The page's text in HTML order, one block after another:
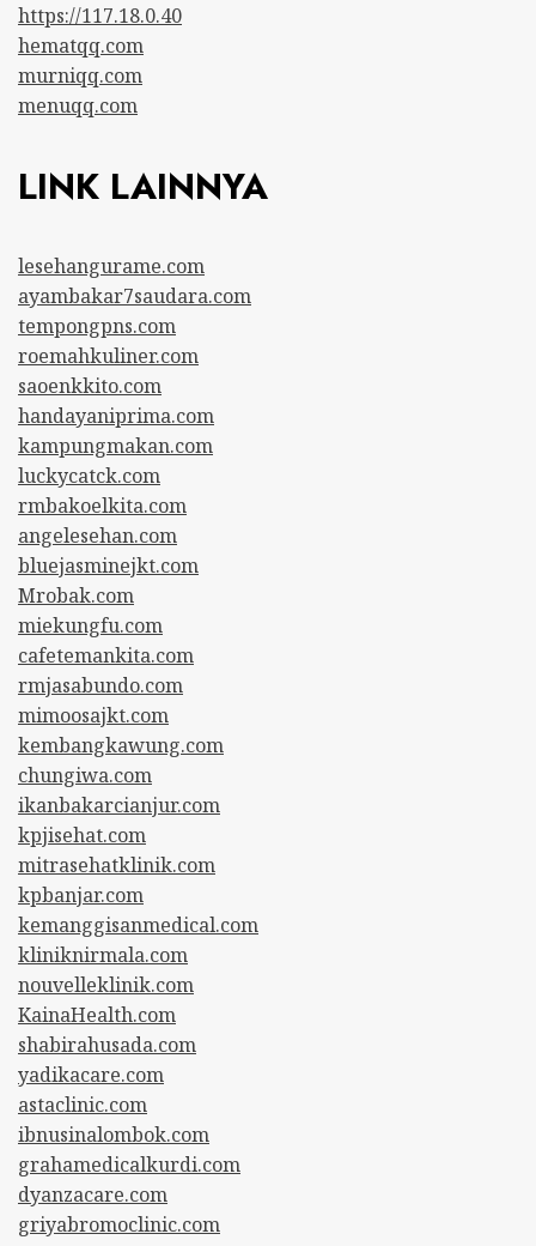
https://117.18.0.40
hematqq.com
murniqq.com
menuqq.com
LINK LAINNYA
lesehangurame.com
ayambakar7saudara.com
tempongpns.com
roemahkuliner.com
saoenkkito.com
handayaniprima.com
kampungmakan.com
luckycatck.com
rmbakoelkita.com
angelesehan.com
bluejasminejkt.com
Mrobak.com
miekungfu.com
cafetemankita.com
rmjasabundo.com
mimoosajkt.com
kembangkawung.com
chungiwa.com
ikanbakarcianjur.com
kpjisehat.com
mitrasehatklinik.com
kpbanjar.com
kemanggisanmedical.com
kliniknirmala.com
nouvelleklinik.com
KainaHealth.com
shabirahusada.com
yadikacare.com
astaclinic.com
ibnusinalombok.com
grahamedicalkurdi.com
dyanzacare.com
griyabromoclinic.com